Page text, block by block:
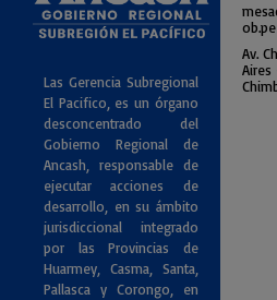
Las Gerencia Subregional
El Pacifico, es un órgano
desconcentrado del
Gobierno Regional de
Ancash, responsable de
ejecutar acciones de
desarrollo, en su ámbito
jurisdiccional integrado
por las Provincias de
Huarmey, Casma, Santa,
Pallasca y Corongo, en
ob.pe
Av.
Aires